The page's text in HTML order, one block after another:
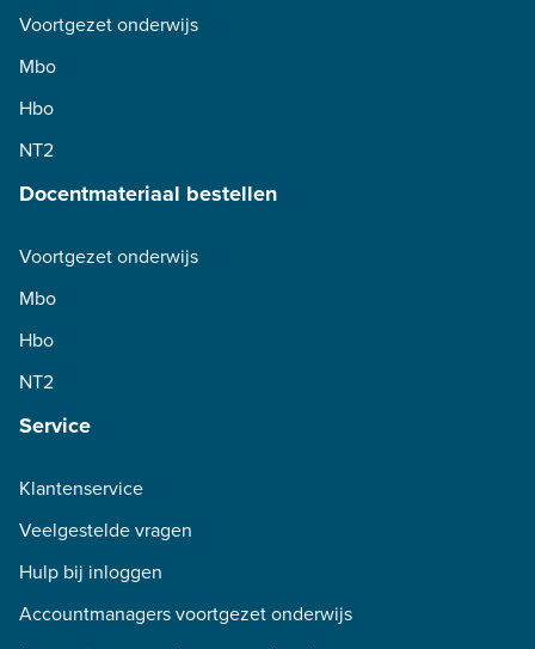
Voortgezet onderwijs
Mbo
Hbo
NT2
Docentmateriaal bestellen
Voortgezet onderwijs
Mbo
Hbo
NT2
Service
Klantenservice
Veelgestelde vragen
Hulp bij inloggen
Accountmanagers voortgezet onderwijs